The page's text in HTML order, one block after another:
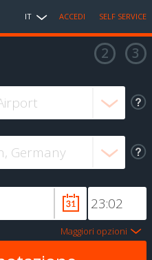
IT ACCEDI SELF SERVICE
Maggiori opzioni